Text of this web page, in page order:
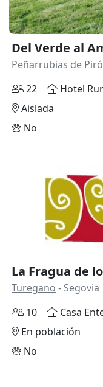
Del Verde al
Peñarrubias de
22
Hotel
Aislada
No
Anterior
La Fragua de
Turegano - Segovia
10
Casa
En población
No